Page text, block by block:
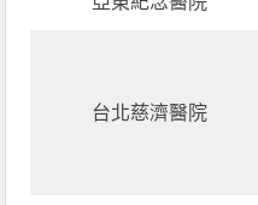
台北慈濟醫院